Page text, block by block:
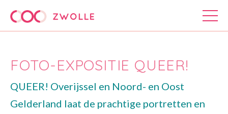
FOTO-EXPOSITIE QUEER!
QUEER! Overijssel en Noord- en Oost
Gelderland laat de prachtige portretten en